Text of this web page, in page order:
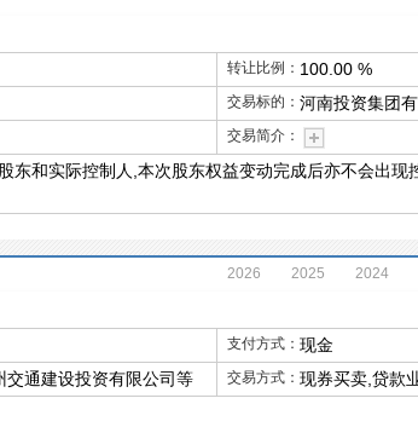
转让比例： 100.00 %
交易标的： 河南投资集团
交易简介：
东和实际控制人,本次股东权益变动完成后亦不会出现
2026 2025 2024
支付方式： 现金
通建设投资有限公司等 交易方式： 现券买卖,贷款